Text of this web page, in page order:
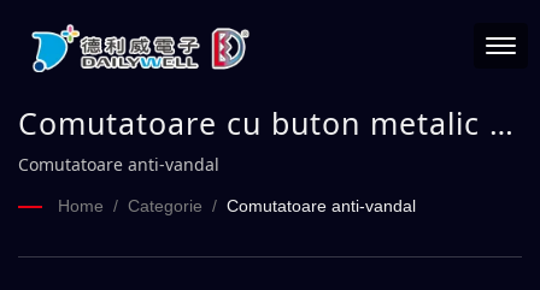
Comutatoare cu buton metalic |
DAILYWELL
Comutatoare anti-vandal
Home / Categorie / Comutatoare anti-vandal